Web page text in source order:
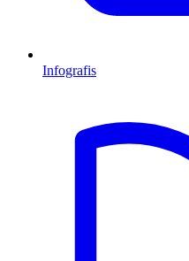
Infografis